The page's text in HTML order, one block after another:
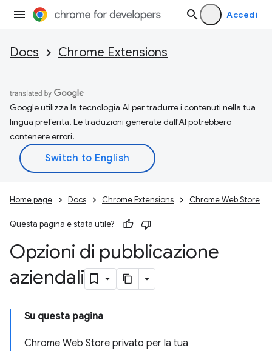
Accedi
Docs Chrome Extensions
Google utilizza la tecnologia AI per tradurre i contenuti nella tua
lingua preferita. Le traduzioni generate dall'AI potrebbero
contenere errori.
Home page Docs Chrome Extensions Chrome Web Store
Questa pagina è stata utile?
Opzioni di pubblicazione
aziendali
Su questa pagina
Chrome Web Store privato per la tua